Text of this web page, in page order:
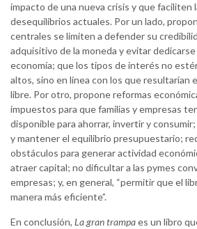
impacto de una nueva crisis y que faciliten
desequilibrios actuales. Por un lado,
centrales se limiten a defender su
adquisitivo de la moneda y evitar dedicarse
economía; que los tipos de interés no
altos, sino en línea con los que resultarían
libre. Por otro, propone reformas
impuestos para que familias y empresas
disponible para ahorrar, invertir y
y mantener el equilibrio presupuestario;
obstáculos para generar actividad
atraer capital; no dificultar a las pymes
empresas; y, en general, “permitir que el
manera más eficiente”.
En conclusión, La gran trampaes un libro